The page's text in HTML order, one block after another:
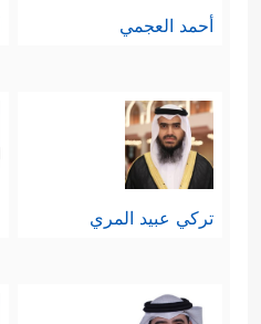
أحمد العجمي
تركي عبيد المري